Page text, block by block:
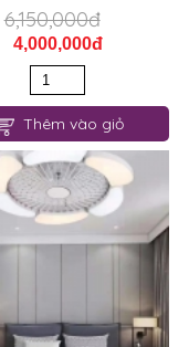
6,150,000đ
4,000,000đ
Thêm vào giỏ